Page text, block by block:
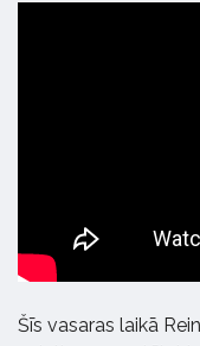
Šīs vasaras laikā